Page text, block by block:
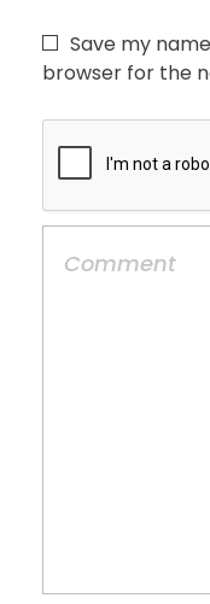
Save my
browser for the